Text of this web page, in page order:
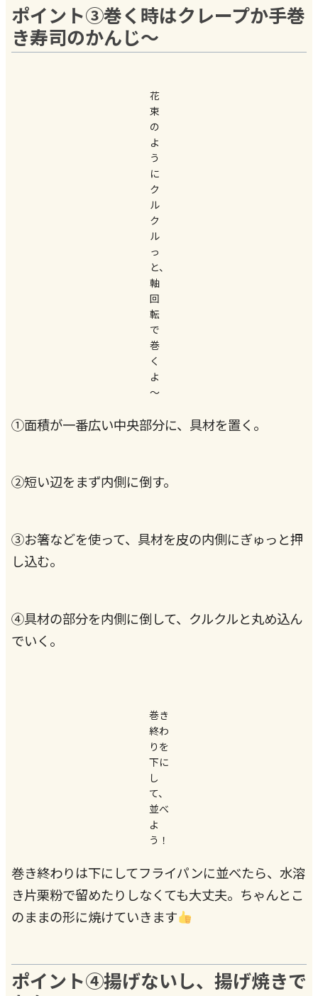
ポイント③巻く時はクレープか手巻
き寿司のかんじ～
花
束
の
よ
う
に
ク
ル
ク
ル
っ
と、
軸
回
転
で
巻
く
よ
～
①面積が一番広い中央部分に、具材を置く。
②短い辺をまず内側に倒す。
③お箸などを使って、具材を皮の内側にぎゅっと押
し込む。
④具材の部分を内側に倒して、クルクルと丸め込ん
でいく。
巻き
終わ
りを
下に
し
て、
並べ
よ
う！
巻き終わりは下にしてフライパンに並べたら、水溶
き片栗粉で留めたりしなくても大丈夫。ちゃんとこ
のままの形に焼けていきます
ポイント④揚げないし、揚げ焼きで